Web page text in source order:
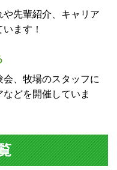
先輩紹介、キャリア
ます！
、牧場のスタッフに
どを開催していま